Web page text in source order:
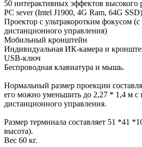
50 интерактивных эффектов высокого
PC sever (Intel J1900, 4G Ram, 64G SSD)
Проектор с ультракоротким фокусом (с
дистанционного управления)
Мобильный кронштейн
Индивидуальная ИК-камера и
USB-ключ
Беспроводная клавиатура и мышь.
Нормальный размер проекции
его можно уменьшить до 2,27 * 1,4 м с
дистанционного управления.
Размер терминала составляет 51 *41
высота).
Вес 60 кг.